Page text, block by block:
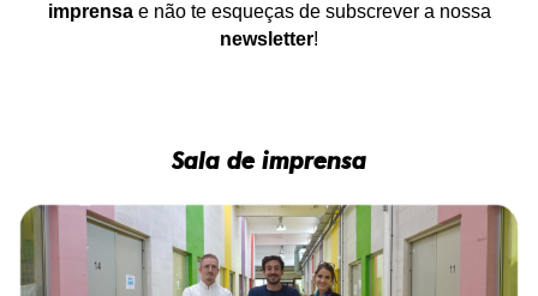
imprensa e não te esqueças de subscrever a nossa
newsletter!
Sala de imprensa